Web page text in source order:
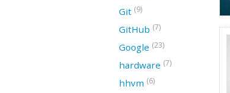
Git (9)
GitHub (7)
Google (23)
hardware (7)
hhvm (6)